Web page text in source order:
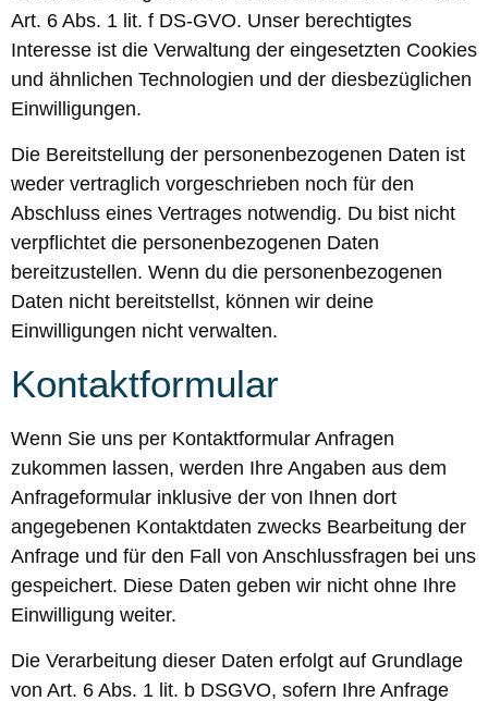
Art. 6 Abs. 1 lit. f DS-GVO. Unser berechtigtes
Interesse ist die Verwaltung der eingesetzten Cookies
und ähnlichen Technologien und der diesbezüglichen
Einwilligungen.
Die Bereitstellung der personenbezogenen Daten ist
weder vertraglich vorgeschrieben noch für den
Abschluss eines Vertrages notwendig. Du bist nicht
verpflichtet die personenbezogenen Daten
bereitzustellen. Wenn du die personenbezogenen
Daten nicht bereitstellst, können wir deine
Einwilligungen nicht verwalten.
Kontaktformular
Wenn Sie uns per Kontaktformular Anfragen
zukommen lassen, werden Ihre Angaben aus dem
Anfrageformular inklusive der von Ihnen dort
angegebenen Kontaktdaten zwecks Bearbeitung der
Anfrage und für den Fall von Anschlussfragen bei uns
gespeichert. Diese Daten geben wir nicht ohne Ihre
Einwilligung weiter.
Die Verarbeitung dieser Daten erfolgt auf Grundlage
von Art. 6 Abs. 1 lit. b DSGVO, sofern Ihre Anfrage